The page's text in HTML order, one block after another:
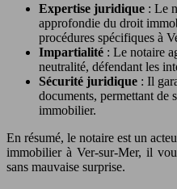
Expertise juridique : Le
approfondie du droit
procédures spécifiques à
Impartialité : Le notaire
neutralité, défendant les
Sécurité juridique : Il
documents, permettant de
immobilier.
En résumé, le notaire est un
immobilier à Ver-sur-Mer, il
sans mauvaise surprise.